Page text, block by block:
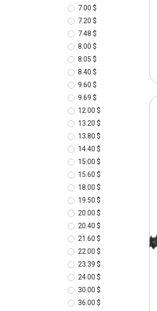
7.00 $
7.20 $
7.48 $
8.00 $
8.05 $
8.40 $
9.60 $
9.69 $
12.00 $
13.20 $
13.80 $
14.40 $
15.00 $
15.60 $
18.00 $
19.50 $
20.00 $
20.40 $
21.60 $
22.00 $
23.39 $
24.00 $
30.00 $
36.00 $